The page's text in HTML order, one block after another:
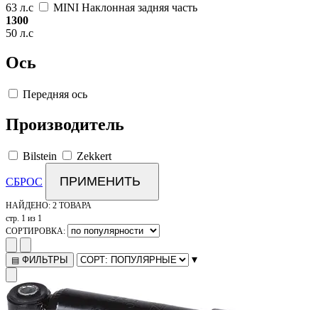
63 л.с
MINI Наклонная задняя часть
1300
50 л.с
Ось
Передняя ось
Производитель
Bilstein Zekkert
СБРОС ПРИМЕНИТЬ
НАЙДЕНО: 2 ТОВАРА
стр. 1 из 1
СОРТИРОВКА:
▤ ФИЛЬТРЫ ▾